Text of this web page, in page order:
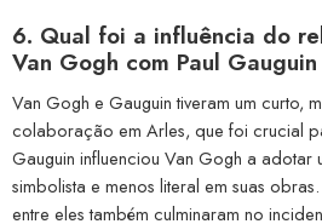
6. Qual foi a influência do
Van Gogh com Paul
Van Gogh e Gauguin tiveram um curto,
colaboração em Arles, que foi crucial
Gauguin influenciou Van Gogh a adotar
simbolista e menos literal em suas
entre eles também culminaram no